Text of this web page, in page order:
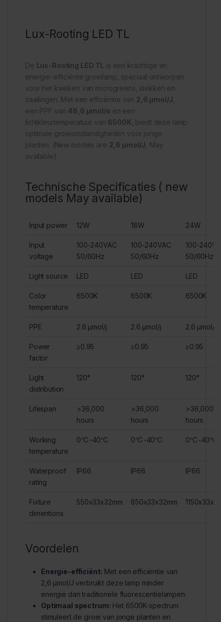
Lux-Rooting LED TL
De Lux-Rooting LED TL is een krachtige en
energie-efficiënte groeilamp, speciaal ontworpen
voor het kweken van microgreens, stekken en
zaailingen. Met een efficiëntie van 2,6 μmol/J
een PPF van 48,6 μmol/s en een
lichtkleurtemperatuur van 6500K , biedt deze lamp
optimale groeiomstandigheden voor jonge
planten. (New models are 2,6 μmol/J , May
available)
Technische Specificaties ( new
models May available)
Input power 12W 18W 24W
Input
voltage
100-240VAC
50/60Hz
100-240VAC
50/60Hz
100-
50/60Hz
Light source LED LED LED
Color
temperature
6500K 6500K 6500K
PPE 2.6 μmol/j 2.6 μmol/j 2.6 μmol/j
Power
factor
≥0.95 ≥0.95 ≥0.95
Light
distribution
120° 120° 120°
Lifespan
>36,000
hours
>36,000
hours
>36,000
hours
Working
temperature
0℃-40℃ 0℃-40℃ 0℃-40℃
Waterproof
rating
IP66 IP66 IP66
Fixture
dimentions
550x33x32mm 850x33x32mm
Voordelen
Energie-efficiënt: Met een efficiëntie van
2,6 μmol/J verbruikt deze lamp minder
energie dan traditionele fluorescentielampen.
Optimaal spectrum: Het 6500K-spectrum
stimuleert de groei van jonge planten en